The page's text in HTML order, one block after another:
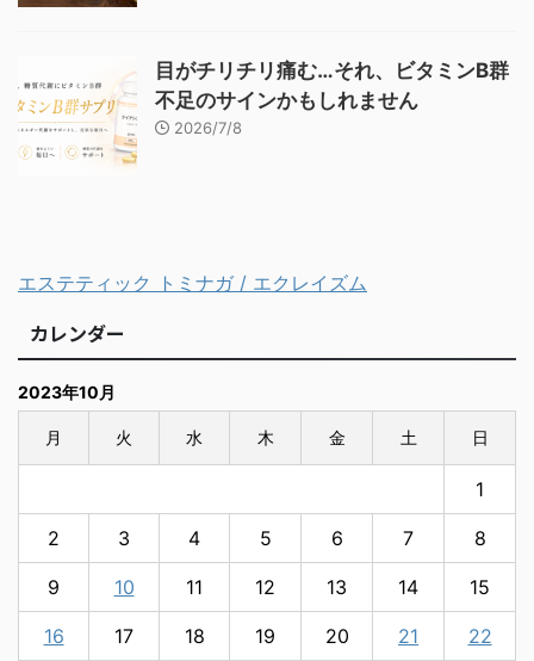
目がチリチリ痛む…それ、ビタミンB群
不足のサインかもしれません
2026/7/8
エステティック トミナガ / エクレイズム
カレンダー
2023年10月
月 火 水 木 金 土 日
1
2 3 4 5 6 7 8
9 10 11 12 13 14 15
16 17 18 19 20 21 22